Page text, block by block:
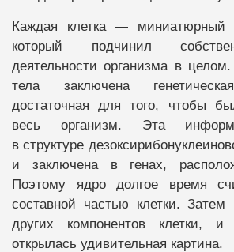
Каждая клетка — миниатюрный
который подчинил
деятельности организма в
тела заключена
достаточная для того, чтобы
весь организм. Эта
в структуре
и заключена в генах,
Поэтому ядро долгое время
составной частью клетки. Затем
других компонентов клетки,
открылась удивительная картина.